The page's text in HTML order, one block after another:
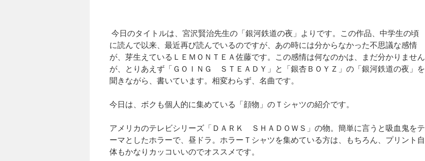
今日のタイトルは、宮沢賢治先生の「銀河鉄道の夜」よりです。この作品、中学生の頃
に読んで以来、最近再び読んでいるのですが、あの時には分からなかった不思議な感情
が、芽生えているＬＥＭＯＮＴＥＡ佐藤です。この感情は何なのかは、まだ分かりません
が、とりあえず「ＧＯＩＮＧ ＳＴＥＡＤＹ」と「銀杏ＢＯＹＺ」の「銀河鉄道の夜」を
聞きながら、書いています。相変わらず、名曲です。
今日は、ボクも個人的に集めている「顔物」のＴシャツの紹介です。
アメリカのテレビシリーズ「ＤＡＲＫ ＳＨＡＤＯＷＳ」の物。簡単に言うと吸血鬼をテ
ーマとしたホラーで、昼ドラ。ホラーＴシャツを集めている方は、もちろん、プリント自
体もかなりカッコいいのでオススメです。